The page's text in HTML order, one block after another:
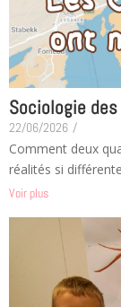
Sociologie
22/06/2026 /
Comment deux
réalités si
Voir plus